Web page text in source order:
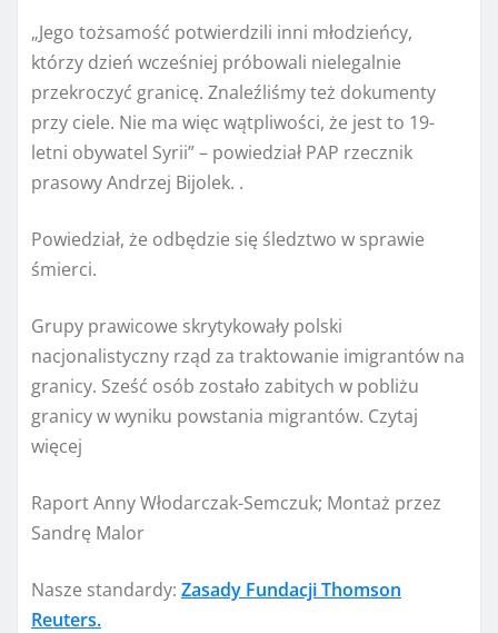
„Jego tożsamość potwierdzili inni młodzieńcy,
którzy dzień wcześniej próbowali nielegalnie
przekroczyć granicę. Znaleźliśmy też dokumenty
przy ciele. Nie ma więc wątpliwości, że jest to 19-
letni obywatel Syrii” – powiedział PAP rzecznik
prasowy Andrzej Bijolek. .
Powiedział, że odbędzie się śledztwo w sprawie
śmierci.
Grupy prawicowe skrytykowały polski
nacjonalistyczny rząd za traktowanie imigrantów na
granicy. Sześć osób zostało zabitych w pobliżu
granicy w wyniku powstania migrantów. Czytaj
więcej
Raport Anny Włodarczak-Semczuk; Montaż przez
Sandrę Malor
Nasze standardy: Zasady Fundacji Thomson
Reuters.